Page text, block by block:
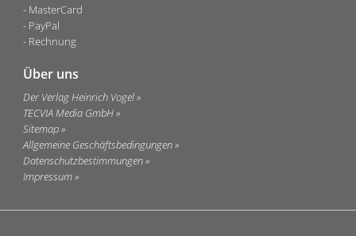
MasterCard
PayPal
Rechnung
Über uns
Der Verlag Heinrich Vogel
TECVIA Media GmbH
Sitemap
Allgemeine Geschäftsbedingungen
Datenschutzbestimmungen
Impressum